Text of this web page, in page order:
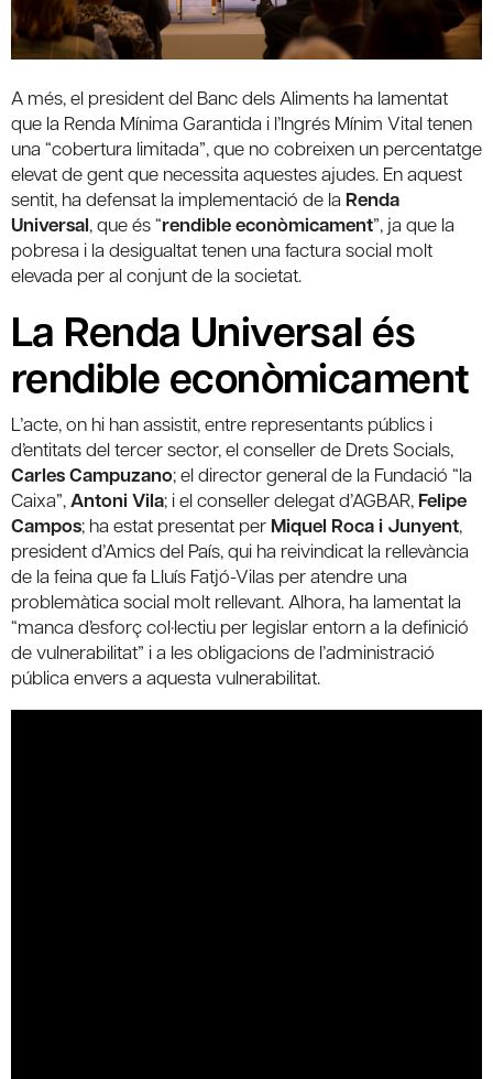
A més, el president del Banc dels Aliments ha lamentat
que la Renda Mínima Garantida i l’Ingrés Mínim Vital tenen
una “cobertura limitada”, que no cobreixen un percentatge
elevat de gent que necessita aquestes ajudes. En aquest
sentit, ha defensat la implementació de la Renda
Universal, que és “rendible econòmicament”, ja que la
pobresa i la desigualtat tenen una factura social molt
elevada per al conjunt de la societat.
La Renda Universal és
rendible econòmicament
L’acte, on hi han assistit, entre representants públics i
d’entitats del tercer sector, el conseller de Drets Socials,
Carles Campuzano; el director general de la Fundació “la
Caixa”,Antoni Vila; i el conseller delegat d’AGBAR, Felipe
Campos; ha estat presentat per Miquel Roca i Junyent,
president d’Amics del País, qui ha reivindicat la rellevància
de la feina que fa Lluís Fatjó-Vilas per atendre una
problemàtica social molt rellevant. Alhora, ha lamentat la
“manca d’esforç col·lectiu per legislar entorn a la definició
de vulnerabilitat” i a les obligacions de l’administració
pública envers a aquesta vulnerabilitat.